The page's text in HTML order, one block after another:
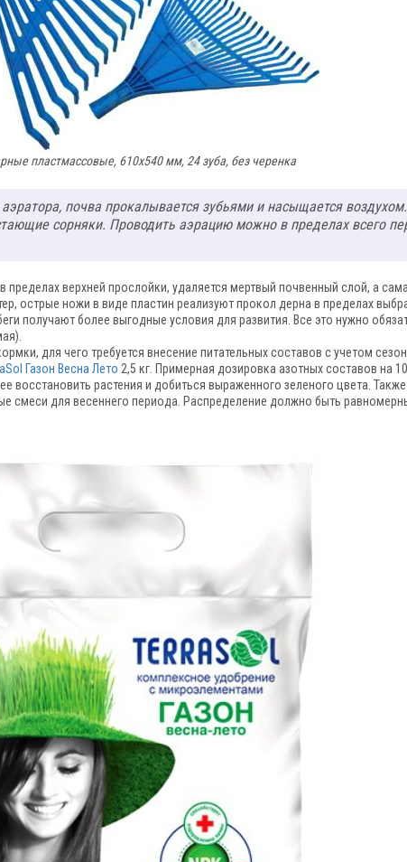
пластмассовые, 610х540 мм, 24 зуба, без черенка
почва прокалывается зубьями и насыщается воздухом.
сорняки. Проводить аэрацию можно в пределах всего
пределах верхней прослойки, удаляется мертвый почвенный слой, а
острые ножи в виде пластин реализуют прокол дерна в пределах
получают более выгодные условия для развития. Все это нужно
для чего требуется внесение питательных составов с учетом
Газон Весна Лето 2,5 кг. Примерная дозировка азотных составов на
восстановить растения и добиться выраженного зеленого цвета.
смеси для весеннего периода. Распределение должно быть